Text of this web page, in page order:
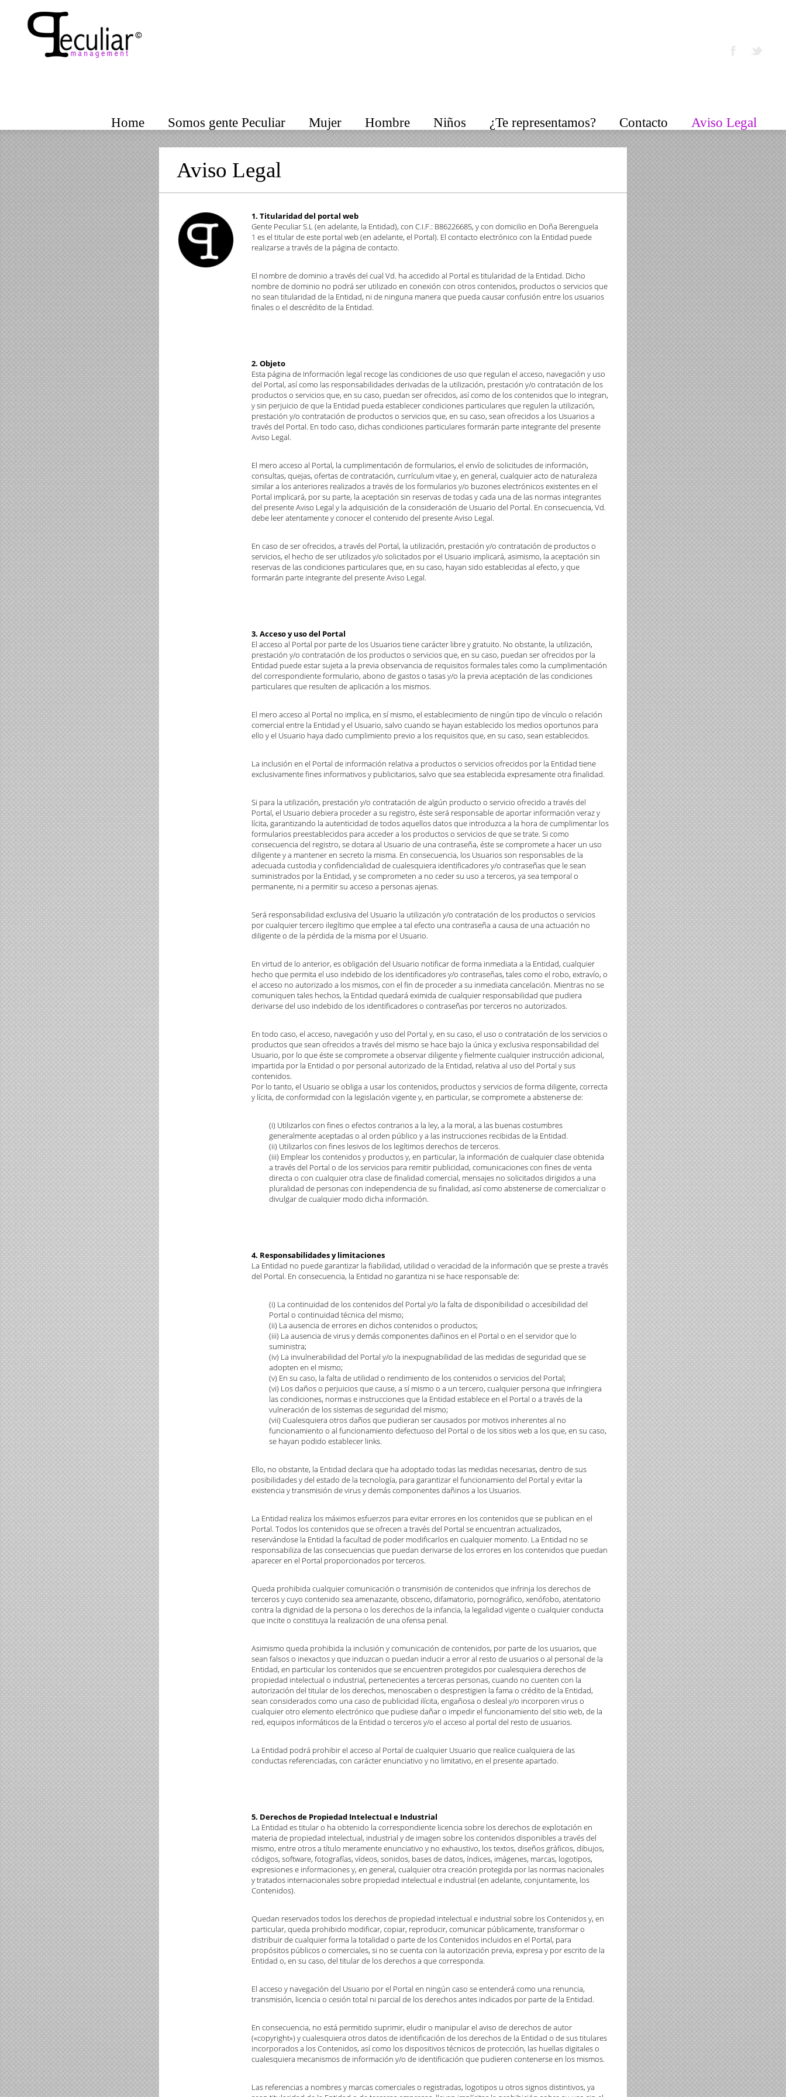
Home Somos gente Peculiar Mujer Hombre Niños ¿Te representamos? Contacto Aviso Legal
Aviso Legal
1. Titularidad del portal web
Gente Peculiar S.L (en adelante, la Entidad), con C.I.F.: B86226685, y con domicilio en Doña Berenguela
1 es el titular de este portal web (en adelante, el Portal). El contacto electrónico con la Entidad puede
realizarse a través de la página de contacto.
El nombre de dominio a través del cual Vd. ha accedido al Portal es titularidad de la Entidad. Dicho
nombre de dominio no podrá ser utilizado en conexión con otros contenidos, productos o servicios que
no sean titularidad de la Entidad, ni de ninguna manera que pueda causar confusión entre los usuarios
finales o el descrédito de la Entidad.
2. Objeto
Esta página de Información legal recoge las condiciones de uso que regulan el acceso, navegación y uso
del Portal, así como las responsabilidades derivadas de la utilización, prestación y/o contratación de los
productos o servicios que, en su caso, puedan ser ofrecidos, así como de los contenidos que lo integran,
y sin perjuicio de que la Entidad pueda establecer condiciones particulares que regulen la utilización,
prestación y/o contratación de productos o servicios que, en su caso, sean ofrecidos a los Usuarios a
través del Portal. En todo caso, dichas condiciones particulares formarán parte integrante del presente
Aviso Legal.
El mero acceso al Portal, la cumplimentación de formularios, el envío de solicitudes de información,
consultas, quejas, ofertas de contratación, currículum vitae y, en general, cualquier acto de naturaleza
similar a los anteriores realizados a través de los formularios y/o buzones electrónicos existentes en el
Portal implicará, por su parte, la aceptación sin reservas de todas y cada una de las normas integrantes
del presente Aviso Legal y la adquisición de la consideración de Usuario del Portal. En consecuencia, Vd.
debe leer atentamente y conocer el contenido del presente Aviso Legal.
En caso de ser ofrecidos, a través del Portal, la utilización, prestación y/o contratación de productos o
servicios, el hecho de ser utilizados y/o solicitados por el Usuario implicará, asimismo, la aceptación sin
reservas de las condiciones particulares que, en su caso, hayan sido establecidas al efecto, y que
formarán parte integrante del presente Aviso Legal.
3. Acceso y uso del Portal
El acceso al Portal por parte de los Usuarios tiene carácter libre y gratuito. No obstante, la utilización,
prestación y/o contratación de los productos o servicios que, en su caso, puedan ser ofrecidos por la
Entidad puede estar sujeta a la previa observancia de requisitos formales tales como la cumplimentación
del correspondiente formulario, abono de gastos o tasas y/o la previa aceptación de las condiciones
particulares que resulten de aplicación a los mismos.
El mero acceso al Portal no implica, en sí mismo, el establecimiento de ningún tipo de vínculo o relación
comercial entre la Entidad y el Usuario, salvo cuando se hayan establecido los medios oportunos para
ello y el Usuario haya dado cumplimiento previo a los requisitos que, en su caso, sean establecidos.
La inclusión en el Portal de información relativa a productos o servicios ofrecidos por la Entidad tiene
exclusivamente fines informativos y publicitarios, salvo que sea establecida expresamente otra finalidad.
Si para la utilización, prestación y/o contratación de algún producto o servicio ofrecido a través del
Portal, el Usuario debiera proceder a su registro, éste será responsable de aportar información veraz y
lícita, garantizando la autenticidad de todos aquellos datos que introduzca a la hora de cumplimentar los
formularios preestablecidos para acceder a los productos o servicios de que se trate. Si como
consecuencia del registro, se dotara al Usuario de una contraseña, éste se compromete a hacer un uso
diligente y a mantener en secreto la misma. En consecuencia, los Usuarios son responsables de la
adecuada custodia y confidencialidad de cualesquiera identificadores y/o contraseñas que le sean
suministrados por la Entidad, y se comprometen a no ceder su uso a terceros, ya sea temporal o
permanente, ni a permitir su acceso a personas ajenas.
Será responsabilidad exclusiva del Usuario la utilización y/o contratación de los productos o servicios
por cualquier tercero ilegítimo que emplee a tal efecto una contraseña a causa de una actuación no
diligente o de la pérdida de la misma por el Usuario.
En virtud de lo anterior, es obligación del Usuario notificar de forma inmediata a la Entidad, cualquier
hecho que permita el uso indebido de los identificadores y/o contraseñas, tales como el robo, extravío, o
el acceso no autorizado a los mismos, con el fin de proceder a su inmediata cancelación. Mientras no se
comuniquen tales hechos, la Entidad quedará eximida de cualquier responsabilidad que pudiera
derivarse del uso indebido de los identificadores o contraseñas por terceros no autorizados.
En todo caso, el acceso, navegación y uso del Portal y, en su caso, el uso o contratación de los servicios o
productos que sean ofrecidos a través del mismo se hace bajo la única y exclusiva responsabilidad del
Usuario, por lo que éste se compromete a observar diligente y fielmente cualquier instrucción adicional,
impartida por la Entidad o por personal autorizado de la Entidad, relativa al uso del Portal y sus
contenidos.
Por lo tanto, el Usuario se obliga a usar los contenidos, productos y servicios de forma diligente, correcta
y lícita, de conformidad con la legislación vigente y, en particular, se compromete a abstenerse de:
(i) Utilizarlos con fines o efectos contrarios a la ley, a la moral, a las buenas costumbres
generalmente aceptadas o al orden público y a las instrucciones recibidas de la Entidad.
(ii) Utilizarlos con fines lesivos de los legítimos derechos de terceros.
(iii) Emplear los contenidos y productos y, en particular, la información de cualquier clase obtenida
a través del Portal o de los servicios para remitir publicidad, comunicaciones con fines de venta
directa o con cualquier otra clase de finalidad comercial, mensajes no solicitados dirigidos a una
pluralidad de personas con independencia de su finalidad, así como abstenerse de comercializar o
divulgar de cualquier modo dicha información.
4. Responsabilidades y limitaciones
La Entidad no puede garantizar la fiabilidad, utilidad o veracidad de la información que se preste a través
del Portal. En consecuencia, la Entidad no garantiza ni se hace responsable de:
(i) La continuidad de los contenidos del Portal y/o la falta de disponibilidad o accesibilidad del
Portal o continuidad técnica del mismo;
(ii) La ausencia de errores en dichos contenidos o productos;
(iii) La ausencia de virus y demás componentes dañinos en el Portal o en el servidor que lo
suministra;
(iv) La invulnerabilidad del Portal y/o la inexpugnabilidad de las medidas de seguridad que se
adopten en el mismo;
(v) En su caso, la falta de utilidad o rendimiento de los contenidos o servicios del Portal;
(vi) Los daños o perjuicios que cause, a sí mismo o a un tercero, cualquier persona que infringiera
las condiciones, normas e instrucciones que la Entidad establece en el Portal o a través de la
vulneración de los sistemas de seguridad del mismo;
(vii) Cualesquiera otros daños que pudieran ser causados por motivos inherentes al no
funcionamiento o al funcionamiento defectuoso del Portal o de los sitios web a los que, en su caso,
se hayan podido establecer links.
Ello, no obstante, la Entidad declara que ha adoptado todas las medidas necesarias, dentro de sus
posibilidades y del estado de la tecnología, para garantizar el funcionamiento del Portal y evitar la
existencia y transmisión de virus y demás componentes dañinos a los Usuarios.
La Entidad realiza los máximos esfuerzos para evitar errores en los contenidos que se publican en el
Portal. Todos los contenidos que se ofrecen a través del Portal se encuentran actualizados,
reservándose la Entidad la facultad de poder modificarlos en cualquier momento. La Entidad no se
responsabiliza de las consecuencias que puedan derivarse de los errores en los contenidos que puedan
aparecer en el Portal proporcionados por terceros.
Queda prohibida cualquier comunicación o transmisión de contenidos que infrinja los derechos de
terceros y cuyo contenido sea amenazante, obsceno, difamatorio, pornográfico, xenófobo, atentatorio
contra la dignidad de la persona o los derechos de la infancia, la legalidad vigente o cualquier conducta
que incite o constituya la realización de una ofensa penal.
Asimismo queda prohibida la inclusión y comunicación de contenidos, por parte de los usuarios, que
sean falsos o inexactos y que induzcan o puedan inducir a error al resto de usuarios o al personal de la
Entidad, en particular los contenidos que se encuentren protegidos por cualesquiera derechos de
propiedad intelectual o industrial, pertenecientes a terceras personas, cuando no cuenten con la
autorización del titular de los derechos, menoscaben o desprestigien la fama o crédito de la Entidad,
sean considerados como una caso de publicidad ilícita, engañosa o desleal y/o incorporen virus o
cualquier otro elemento electrónico que pudiese dañar o impedir el funcionamiento del sitio web, de la
red, equipos informáticos de la Entidad o terceros y/o el acceso al portal del resto de usuarios.
La Entidad podrá prohibir el acceso al Portal de cualquier Usuario que realice cualquiera de las
conductas referenciadas, con carácter enunciativo y no limitativo, en el presente apartado.
5. Derechos de Propiedad Intelectual e Industrial
La Entidad es titular o ha obtenido la correspondiente licencia sobre los derechos de explotación en
materia de propiedad intelectual, industrial y de imagen sobre los contenidos disponibles a través del
mismo, entre otros a título meramente enunciativo y no exhaustivo, los textos, diseños gráficos, dibujos,
códigos, software, fotografías, vídeos, sonidos, bases de datos, índices, imágenes, marcas, logotipos,
expresiones e informaciones y, en general, cualquier otra creación protegida por las normas nacionales
y tratados internacionales sobre propiedad intelectual e industrial (en adelante, conjuntamente, los
Contenidos).
Quedan reservados todos los derechos de propiedad intelectual e industrial sobre los Contenidos y, en
particular, queda prohibido modificar, copiar, reproducir, comunicar públicamente, transformar o
distribuir de cualquier forma la totalidad o parte de los Contenidos incluidos en el Portal, para
propósitos públicos o comerciales, si no se cuenta con la autorización previa, expresa y por escrito de la
Entidad o, en su caso, del titular de los derechos a que corresponda.
El acceso y navegación del Usuario por el Portal en ningún caso se entenderá como una renuncia,
transmisión, licencia o cesión total ni parcial de los derechos antes indicados por parte de la Entidad.
En consecuencia, no está permitido suprimir, eludir o manipular el aviso de derechos de autor
(«copyright») y cualesquiera otros datos de identificación de los derechos de la Entidad o de sus titulares
incorporados a los Contenidos, así como los dispositivos técnicos de protección, las huellas digitales o
cualesquiera mecanismos de información y/o de identificación que pudieren contenerse en los mismos.
Las referencias a nombres y marcas comerciales o registradas, logotipos u otros signos distintivos, ya